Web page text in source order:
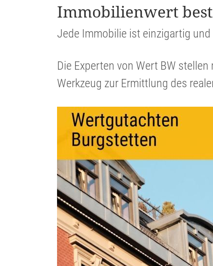
Immobi­li­en­wert
Jede Immobilie ist einzig­artig
Die Experten von Wert BW stellen
Werkzeug zur Ermitt­lung des